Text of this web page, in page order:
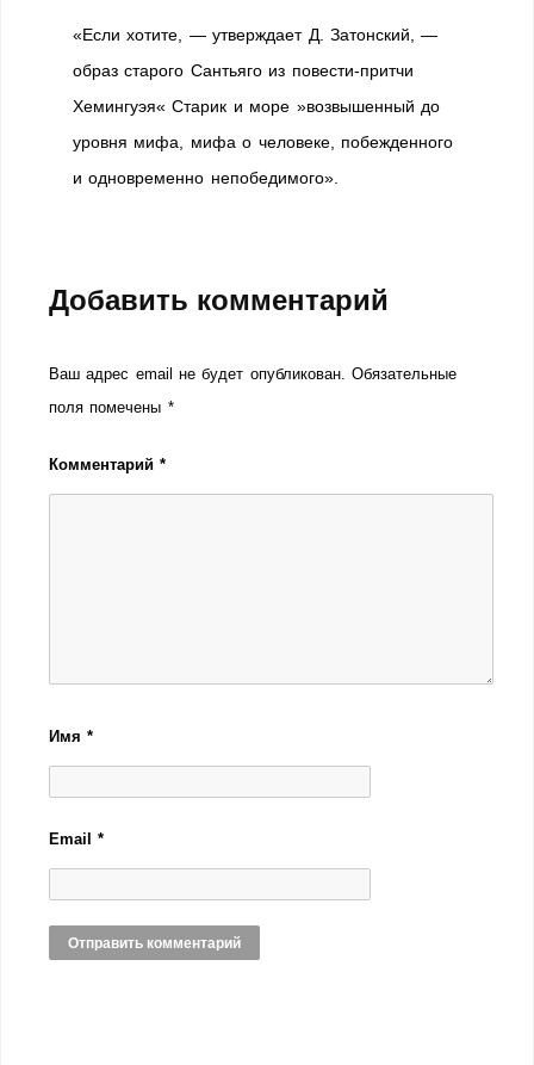
«Если хотите, — утверждает Д. Затонский, —
образ старого Сантьяго из повести-притчи
Хемингуэя« Старик и море »возвышенный до
уровня мифа, мифа о человеке, побежденного
и одновременно непобедимого».
Добавить комментарий
Ваш адрес email не будет опубликован. Обязательные
поля помечены *
Комментарий*
Имя*
Email*